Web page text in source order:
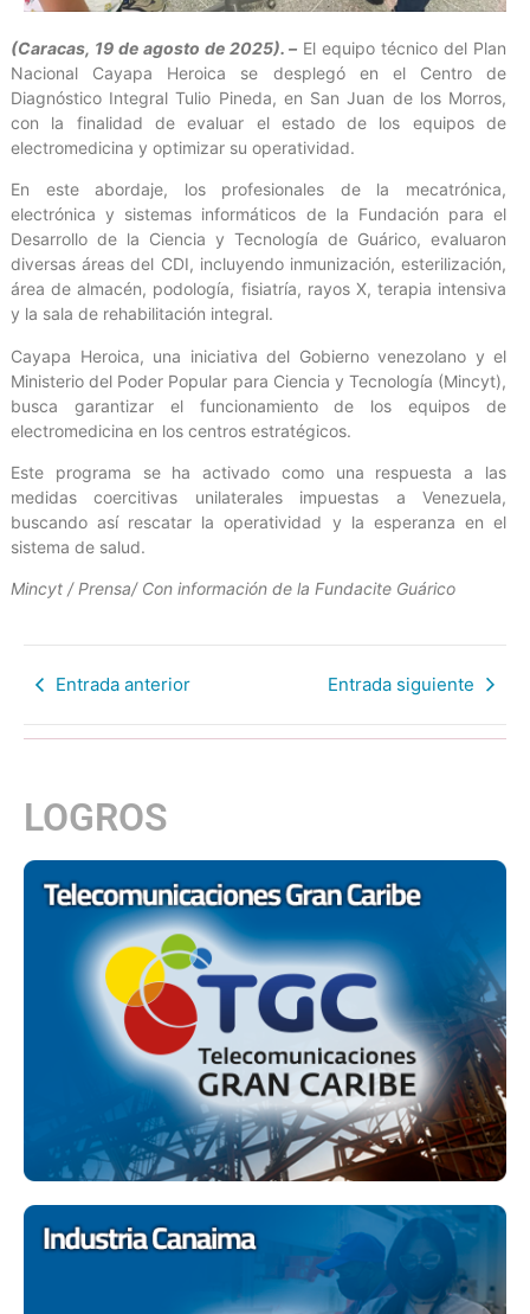
(Caracas, 19 de agosto de 2025). – El equipo técnico del Plan
Nacional Cayapa Heroica se desplegó en el Centro de
Diagnóstico Integral Tulio Pineda, en San Juan de los Morros,
con la finalidad de evaluar el estado de los equipos de
electromedicina y optimizar su operatividad.
En este abordaje, los profesionales de la mecatrónica,
electrónica y sistemas informáticos de la Fundación para el
Desarrollo de la Ciencia y Tecnología de Guárico, evaluaron
diversas áreas del CDI, incluyendo inmunización, esterilización,
área de almacén, podología, fisiatría, rayos X, terapia intensiva
y la sala de rehabilitación integral.
Cayapa Heroica, una iniciativa del Gobierno venezolano y el
Ministerio del Poder Popular para Ciencia y Tecnología (Mincyt),
busca garantizar el funcionamiento de los equipos de
electromedicina en los centros estratégicos.
Este programa se ha activado como una respuesta a las
medidas coercitivas unilaterales impuestas a Venezuela,
buscando así rescatar la operatividad y la esperanza en el
sistema de salud.
Mincyt / Prensa/ Con información de la Fundacite Guárico
Entrada anterior Entrada siguiente
LOGROS